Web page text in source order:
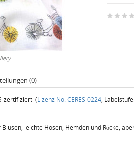
(0)
zertifiziert (Lizenz No. CERES-0224,
leichte Hosen, Hemden und Röcke,